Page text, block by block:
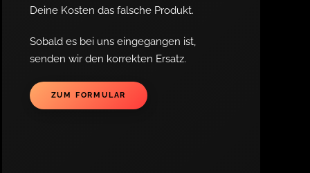
Deine Kosten das falsche Produkt.
Sobald es bei uns eingegangen ist,
senden wir den korrekten Ersatz.
ZUM FORMULAR